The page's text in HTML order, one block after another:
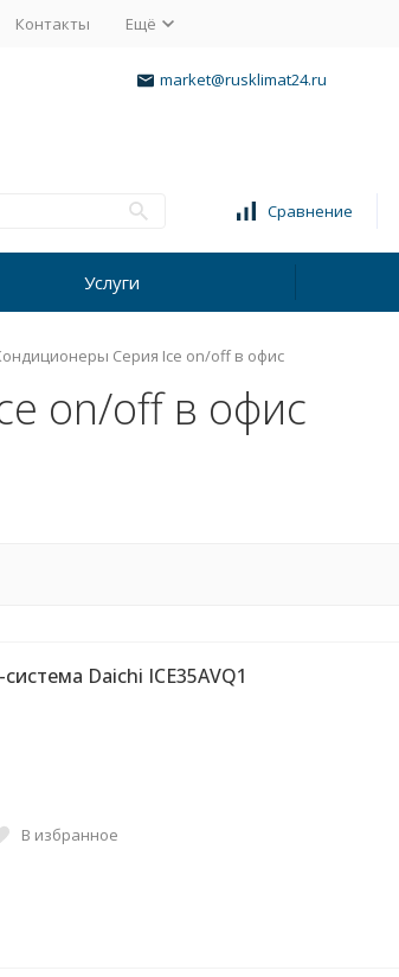
Контакты Ещё
market@rusklimat24.ru
Сравнение
Услуги
Серия Ice on/off в офис
on/off в офис
Daichi ICE35AVQ1
В избранное